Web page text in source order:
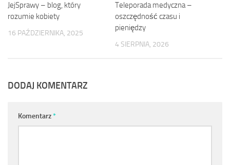
JejSprawy – blog, który
rozumie kobiety
16 PAŹDZIERNIKA, 2025
Teleporada medyczna –
oszczędność czasu i
pieniędzy
4 SIERPNIA, 2026
DODAJ KOMENTARZ
Komentarz*